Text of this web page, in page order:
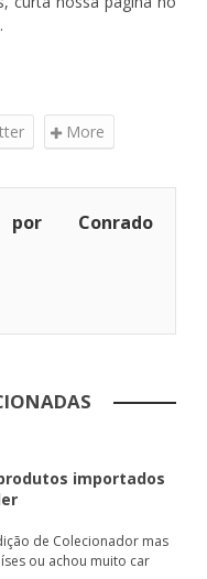
.
More
por Conrado
importados
de Colecionador mas
ou achou muito car